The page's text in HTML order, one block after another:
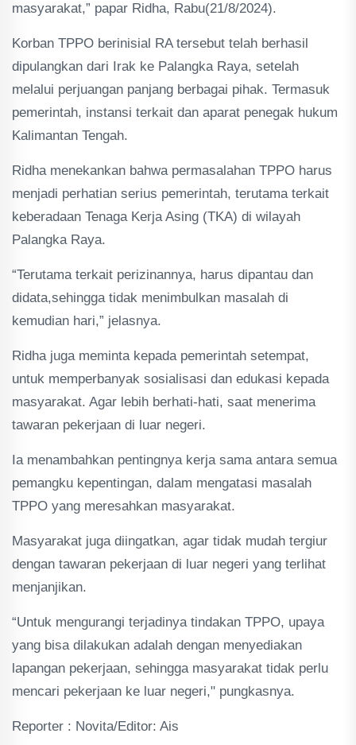
masyarakat,” papar Ridha, Rabu(21/8/2024).
Korban TPPO berinisial RA tersebut telah berhasil
dipulangkan dari Irak ke Palangka Raya, setelah
melalui perjuangan panjang berbagai pihak. Termasuk
pemerintah, instansi terkait dan aparat penegak hukum
Kalimantan Tengah.
Ridha menekankan bahwa permasalahan TPPO harus
menjadi perhatian serius pemerintah, terutama terkait
keberadaan Tenaga Kerja Asing (TKA) di wilayah
Palangka Raya.
“Terutama terkait perizinannya, harus dipantau dan
didata,sehingga tidak menimbulkan masalah di
kemudian hari,” jelasnya.
Ridha juga meminta kepada pemerintah setempat,
untuk memperbanyak sosialisasi dan edukasi kepada
masyarakat. Agar lebih berhati-hati, saat menerima
tawaran pekerjaan di luar negeri.
Ia menambahkan pentingnya kerja sama antara semua
pemangku kepentingan, dalam mengatasi masalah
TPPO yang meresahkan masyarakat.
Masyarakat juga diingatkan, agar tidak mudah tergiur
dengan tawaran pekerjaan di luar negeri yang terlihat
menjanjikan.
“Untuk mengurangi terjadinya tindakan TPPO, upaya
yang bisa dilakukan adalah dengan menyediakan
lapangan pekerjaan, sehingga masyarakat tidak perlu
mencari pekerjaan ke luar negeri," pungkasnya.
Reporter : Novita/Editor: Ais